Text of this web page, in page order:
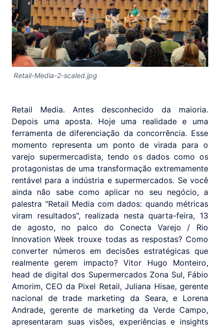
Retail-Media-2-scaled.jpg
Retail Media. Antes desconhecido da maioria.
Depois uma aposta. Hoje uma realidade e uma
ferramenta de diferenciação da concorrência. Esse
momento representa um ponto de virada para o
varejo supermercadista, tendo os dados como os
protagonistas de uma transformação extremamente
rentável para a indústria e supermercados. Se você
ainda não sabe como aplicar no seu negócio, a
palestra "Retail Media com dados: quando métricas
viram resultados", realizada nesta quarta-feira, 13
de agosto, no palco do Conecta Varejo / Rio
Innovation Week trouxe todas as respostas? Como
converter números em decisões estratégicas que
realmente gerem impacto? Vitor Hugo Monteiro,
head de digital dos Supermercados Zona Sul, Fábio
Amorim, CEO da Pixel Retail, Juliana Hisae, gerente
nacional de trade marketing da Seara, e Lorena
Andrade, gerente de marketing da Verde Campo,
apresentaram suas visões, experiências e insights